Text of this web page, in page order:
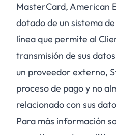
MasterCard, American
dotado de un sistema
línea que permite al
transmisión de sus
un proveedor externo,
proceso de pago y no
relacionado con sus
Para más información